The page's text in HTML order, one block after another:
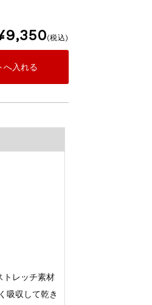
(税込)
トレッチ素材
吸収して乾き